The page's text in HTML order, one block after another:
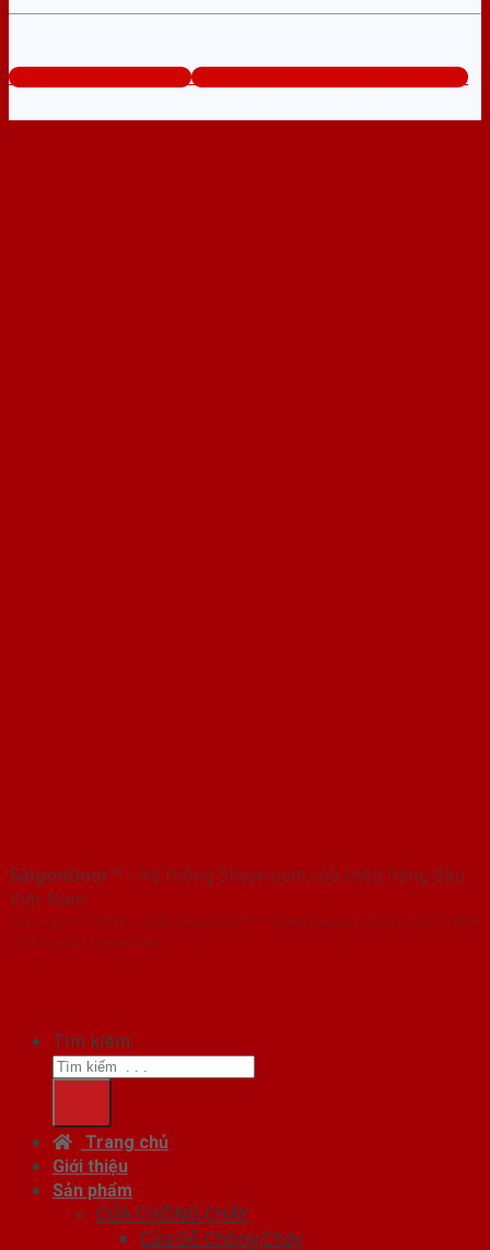
www.baogiacuathep.com Tổng đài tư vấn miễn phí: 0824.400.400
SaigonDoor™ - Hệ thống Showroom cửa thép hàng đầu
Việt Nam
Copyright ⓒ 2016 – 2026 SaigonDoor™ - www.baogiacuathep.com | Đơn
vị chủ quản SaigonDoor
Tìm kiếm:
Trang chủ
Giới thiệu
Sản phẩm
CỬA CHỐNG CHÁY
Cửa Gỗ Chống Cháy